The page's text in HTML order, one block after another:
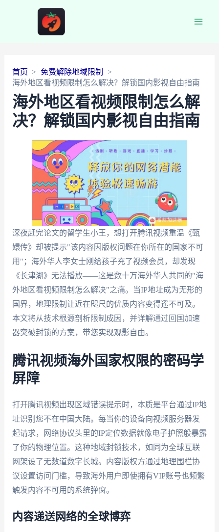
首页
免费解除地域限制
海外地区看视频限制怎么解决？解锁国内影视自由指南
海外地区看视频限制怎么解
决？解锁国内影视自由指南
深夜赶完论文的留学生小王，想打开腾讯视频重温《甄
嬛传》却被提示"该内容因版权问题在你所在的国家不可
用"；海外华人李女士刚给孩子充了视频会员，却发现
《长津湖》无法播放——这是数十万海外华人共同的"海
外地区看视频限制怎么解决"之痛。当IP地址成为无形的
国界，地理限制让近在咫尺的优质内容变得遥不可及。
本文将从技术根源剖析限制成因，并详解通过回国加速
器突破封锁的方案，带您实现观影自由。
腾讯视频海外国家权限的密码学
屏障
打开腾讯视频出现区域错误提示时，本质是平台通过IP地
址识别您不在中国大陆。每当你的设备向视频服务器发
起请求，网络协议头里的IP定位数据就像电子护照般暴露
了你的物理位置。这种地域封锁技术，如同为全球互联
网架设了无数道数字长城。内容版权方通过地理围栏协
议设置访问门槛，导致海外用户即使拥有VIP账号也频繁
触发内容不可用的系统弹窗。
内容递送网络的全球博弈